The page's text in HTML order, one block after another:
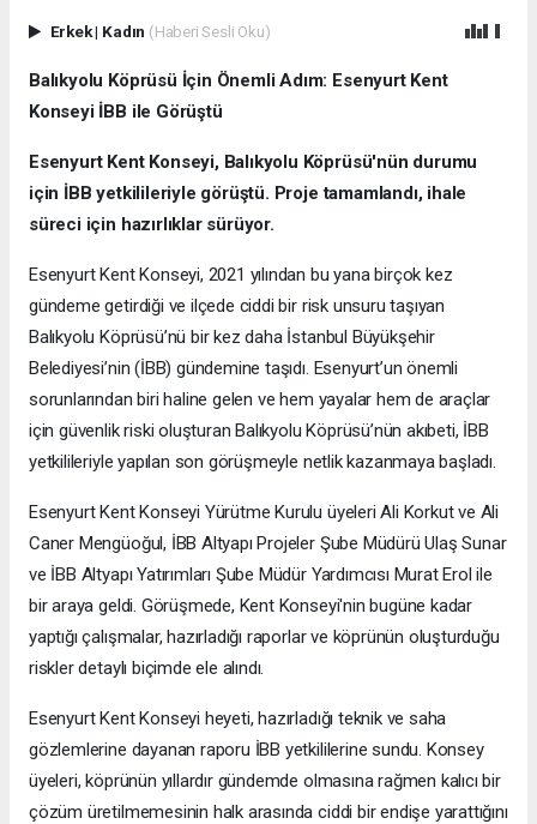
Erkek| Kadın (Haberi Sesli Oku)
Balıkyolu Köprüsü İçin Önemli Adım: Esenyurt Kent
Konseyi İBB ile Görüştü
Esenyurt Kent Konseyi, Balıkyolu Köprüsü'nün durumu
için İBB yetkilileriyle görüştü. Proje tamamlandı, ihale
süreci için hazırlıklar sürüyor.
Esenyurt Kent Konseyi, 2021 yılından bu yana birçok kez
gündeme getirdiği ve ilçede ciddi bir risk unsuru taşıyan
Balıkyolu Köprüsü’nü bir kez daha İstanbul Büyükşehir
Belediyesi’nin (İBB) gündemine taşıdı. Esenyurt’un önemli
sorunlarından biri haline gelen ve hem yayalar hem de araçlar
için güvenlik riski oluşturan Balıkyolu Köprüsü’nün akıbeti, İBB
yetkilileriyle yapılan son görüşmeyle netlik kazanmaya başladı.
Esenyurt Kent Konseyi Yürütme Kurulu üyeleri Ali Korkut ve Ali
Caner Mengüoğul, İBB Altyapı Projeler Şube Müdürü Ulaş Sunar
ve İBB Altyapı Yatırımları Şube Müdür Yardımcısı Murat Erol ile
bir araya geldi. Görüşmede, Kent Konseyi'nin bugüne kadar
yaptığı çalışmalar, hazırladığı raporlar ve köprünün oluşturduğu
riskler detaylı biçimde ele alındı.
Esenyurt Kent Konseyi heyeti, hazırladığı teknik ve saha
gözlemlerine dayanan raporu İBB yetkililerine sundu. Konsey
üyeleri, köprünün yıllardır gündemde olmasına rağmen kalıcı bir
çözüm üretilmemesinin halk arasında ciddi bir endişe yarattığını